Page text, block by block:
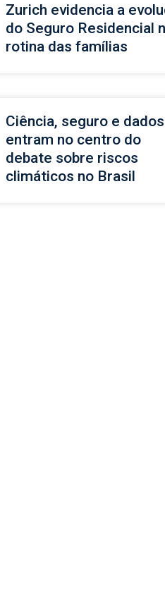
Zurich evidencia a
do Seguro Residencial
rotina das famílias
Ciência, seguro e dados
entram no centro do
debate sobre riscos
climáticos no Brasil